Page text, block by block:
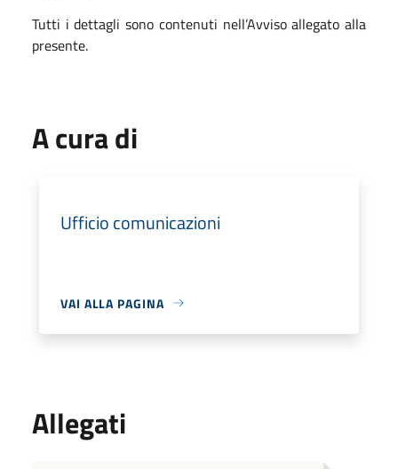
Tutti i dettagli sono contenuti nell’Avviso allegato alla
presente.
A cura di
Ufficio comunicazioni
VAI ALLA PAGINA
Allegati